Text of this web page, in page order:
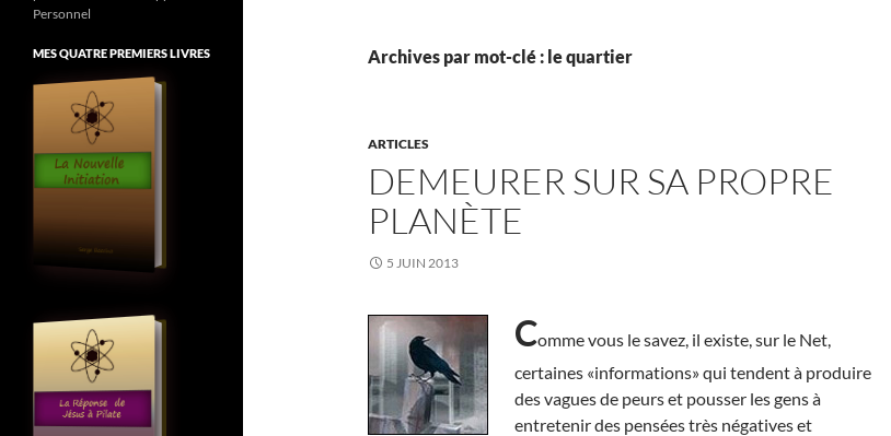
Archives par mot-clé : le quartier
ARTICLES
DEMEURER SUR SA PROPRE
PLANÈTE
5 JUIN 2013
Comme vous le savez, il existe, sur le Net,
certaines «informations» qui tendent à produire
des vagues de peurs et pousser les gens à
entretenir des pensées très négatives et
Personnel
MES QUATRE PREMIERS LIVRES